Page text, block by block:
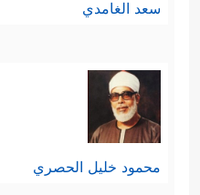
سعد الغامدي
محمود خليل الحصري